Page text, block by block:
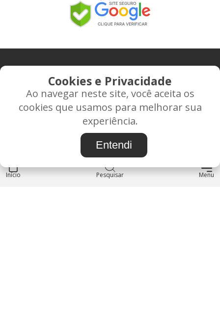
Início Pesquisar Menu
CONTATO
Rua Alice Frateano Figueiredo, 11-44 - Vila Triagem -
BAURU/SP - CEP: 17.030-038
CNPJ: 37.022.538/0001-07
INSTITUCIONAL
Cookies e Privacidade
Ao navegar neste site, você aceita os
cookies que usamos para melhorar sua
experiência.
Entendi